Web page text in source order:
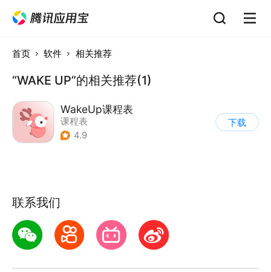
首页 软件 相关推荐
“WAKE UP”的相关推荐(1)
WakeUp课程表
课程表
4.9
下载
联系我们